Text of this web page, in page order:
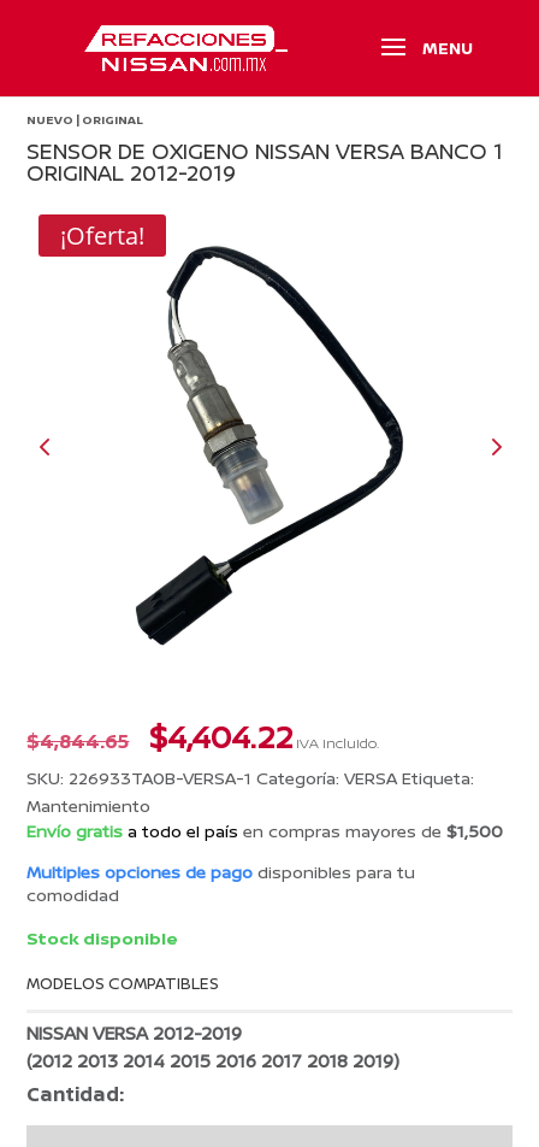
NUEVO | ORIGINAL
SENSOR DE OXIGENO NISSAN VERSA BANCO 1
ORIGINAL 2012-2019
¡Oferta!
$4,844.65 El
precio
original
era:
$4,844.65.
$4,404.22El
precio
actual
es:
$4,404.22.
IVA incluido.
SKU: 226933TA0B-VERSA-1 Categoría:VERSA Etiqueta:
Mantenimiento
Envío gratis a todo el paísen compras mayores de$1,500
Multiples opciones de pagodisponibles para tu
comodidad
Stock disponible
MODELOS COMPATIBLES
NISSAN VERSA 2012-2019
(2012 2013 2014 2015 2016 2017 2018 2019)
Cantidad: